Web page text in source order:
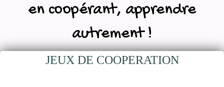
en coopérant, apprendre
autrement !
JEUX DE COOPERATION